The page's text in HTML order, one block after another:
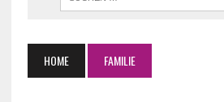
HOME FAMILIE